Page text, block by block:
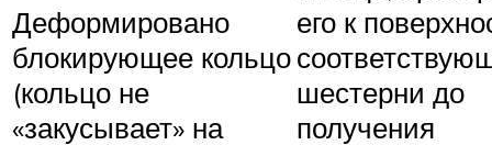
Деформировано
блокирующее кольцо
(кольцо не
«закусывает» на
его к
шестерни до
получения